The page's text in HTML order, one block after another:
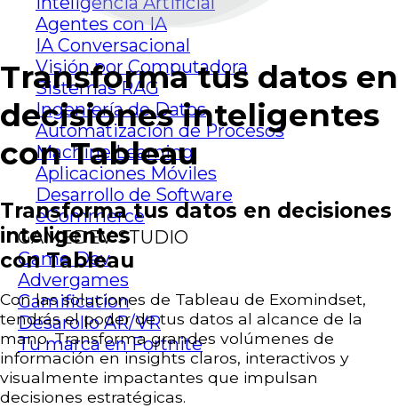
Agentes con IA
IA Conversacional
Visión por Computadora
Sistemas RAG
Ingeniería de Datos
Automatización de Procesos
Machine Learning
Aplicaciones Móviles
Desarrollo de Software
eCommerce
GAMEDEV STUDIO
Game Dev
Advergames
Gamification
Desarollo AR/VR
Tu marca en Fortnite
Transforma tus datos en
decisiones inteligentes
con Tableau
Transforma tus datos en decisiones
inteligentes
con Tableau
Con las soluciones de Tableau de Exomindset,
tendrás el poder de tus datos al alcance de la
mano. Transforma grandes volúmenes de
información en insights claros, interactivos y
visualmente impactantes que impulsan
decisiones estratégicas.